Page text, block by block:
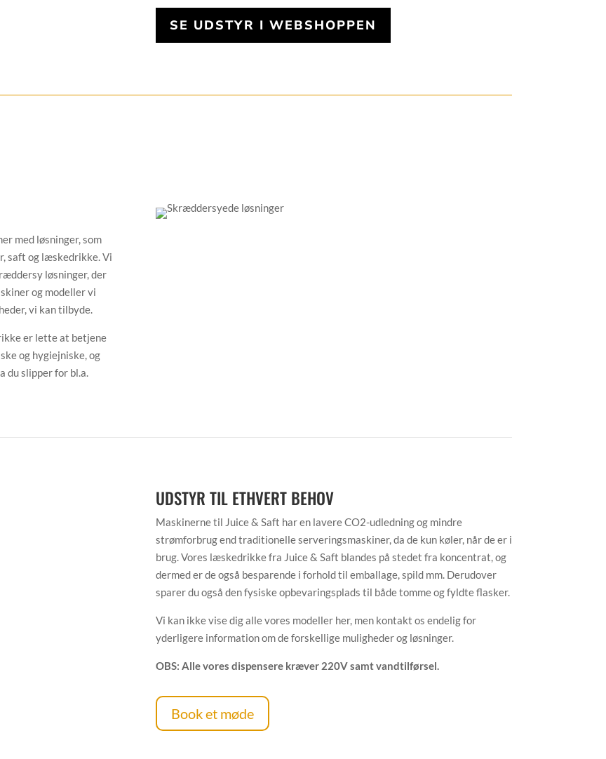
SE UDSTYR I WEBSHOPPEN
med løsninger, som
saft og læskedrikke. Vi
løsninger, der
og modeller vi
vi kan tilbyde.
er lette at betjene
og hygiejniske, og
du slipper for bl.a.
UDSTYR TIL ETHVERT BEHOV
Maskinerne til Juice & Saft har en lavere CO2-udledning og mindre
strømforbrug end traditionelle serveringsmaskiner, da de kun køler, når de er i
brug. Vores læskedrikke fra Juice & Saft blandes på stedet fra koncentrat, og
dermed er de også besparende i forhold til emballage, spild mm. Derudover
sparer du også den fysiske opbevaringsplads til både tomme og fyldte flasker.
Vi kan ikke vise dig alle vores modeller her, men kontakt os endelig for
yderligere information om de forskellige muligheder og løsninger.
OBS: Alle vores dispensere kræver 220V samt vandtilførsel.
Book et møde